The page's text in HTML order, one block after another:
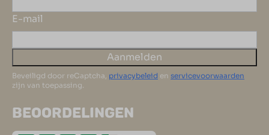
E-mail
Aanmelden
Beveiligd door reCaptcha, privacybeleid en servicevoorwaarden
zijn van toepassing.
BEOORDELINGEN